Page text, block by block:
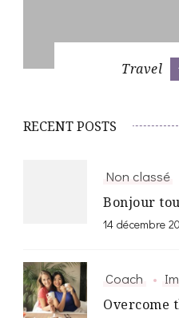
Travel
RECENT POSTS
Non classé
Bonjour
14 décembre
Coach
Overcome